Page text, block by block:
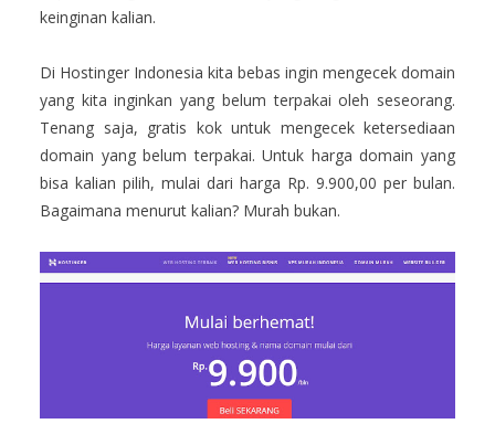
keinginan kalian.
Di Hostinger Indonesia kita bebas ingin mengecek domain
yang kita inginkan yang belum terpakai oleh seseorang.
Tenang saja, gratis kok untuk mengecek ketersediaan
domain yang belum terpakai. Untuk harga domain yang
bisa kalian pilih, mulai dari harga Rp. 9.900,00 per bulan.
Bagaimana menurut kalian? Murah bukan.